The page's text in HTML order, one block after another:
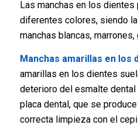
Las manchas en los
diferentes colores, siendo
manchas blancas,
Manchas amarillas en los
amarillas en los dientes
deterioro del esmalte dental
placa dental, que se
correcta limpieza con el